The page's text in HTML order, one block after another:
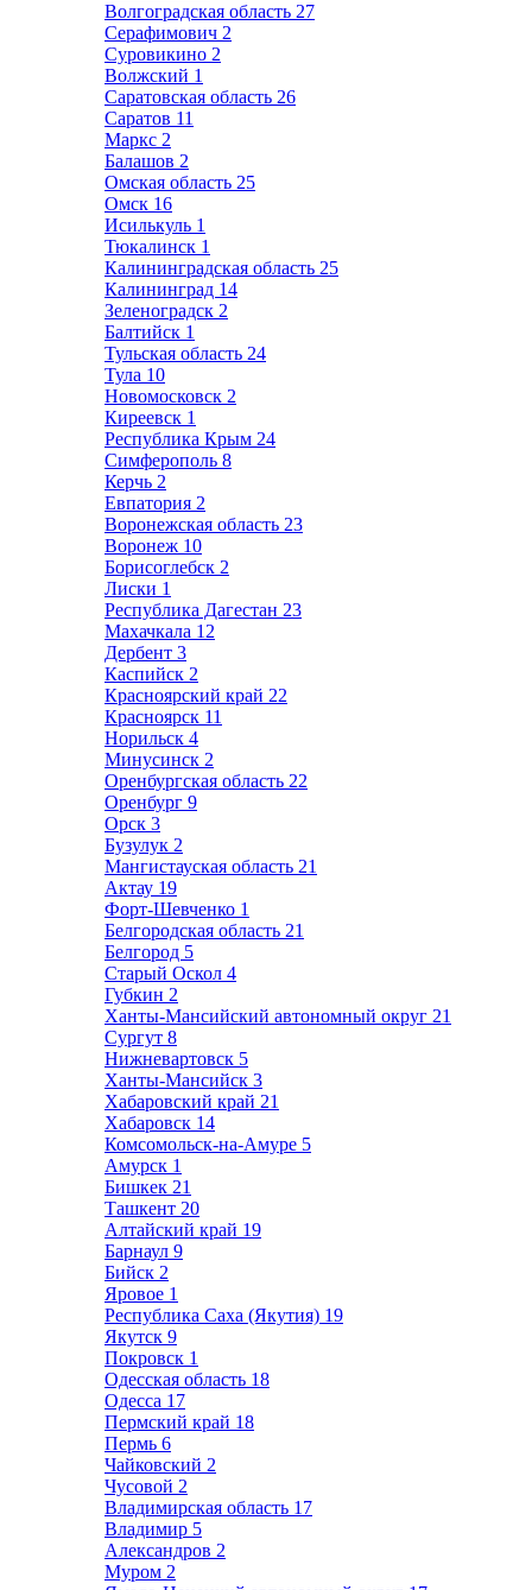
Волгоградская область 27
Серафимович 2
Суровикино 2
Волжский 1
Саратовская область 26
Саратов 11
Маркс 2
Балашов 2
Омская область 25
Омск 16
Исилькуль 1
Тюкалинск 1
Калининградская область 25
Калининград 14
Зеленоградск 2
Балтийск 1
Тульская область 24
Тула 10
Новомосковск 2
Киреевск 1
Республика Крым 24
Симферополь 8
Керчь 2
Евпатория 2
Воронежская область 23
Воронеж 10
Борисоглебск 2
Лиски 1
Республика Дагестан 23
Махачкала 12
Дербент 3
Каспийск 2
Красноярский край 22
Красноярск 11
Норильск 4
Минусинск 2
Оренбургская область 22
Оренбург 9
Орск 3
Бузулук 2
Мангистауская область 21
Актау 19
Форт-Шевченко 1
Белгородская область 21
Белгород 5
Старый Оскол 4
Губкин 2
Ханты-Мансийский автономный округ 21
Сургут 8
Нижневартовск 5
Ханты-Мансийск 3
Хабаровский край 21
Хабаровск 14
Комсомольск-на-Амуре 5
Амурск 1
Бишкек 21
Ташкент 20
Алтайский край 19
Барнаул 9
Бийск 2
Яровое 1
Республика Саха (Якутия) 19
Якутск 9
Покровск 1
Одесская область 18
Одесса 17
Пермский край 18
Пермь 6
Чайковский 2
Чусовой 2
Владимирская область 17
Владимир 5
Александров 2
Муром 2